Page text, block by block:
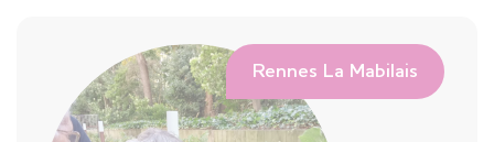
Rennes La Mabilais